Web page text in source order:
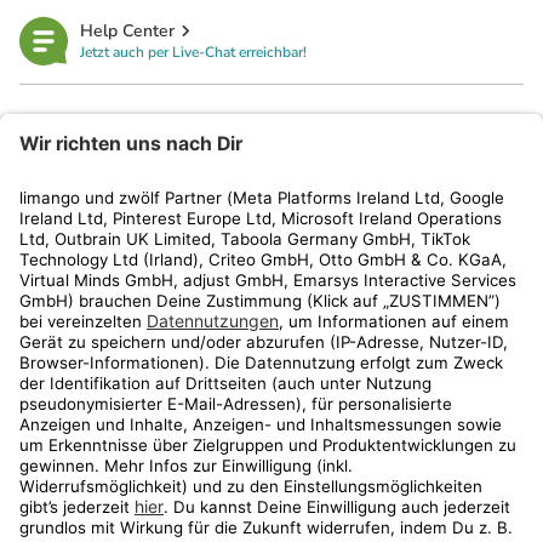
Help Center
Jetzt auch per Live-Chat erreichbar!
Kundenservice
Shop
Aktionen
Travel